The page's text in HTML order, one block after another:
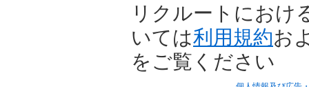
リクルートにおけ
いては利用規約お
をご覧ください